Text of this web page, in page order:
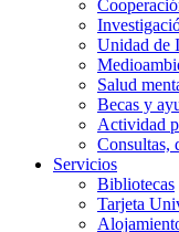
Unidad de
Salud
Becas y
Actividad
Consultas,
Servicios
Bibliotecas
Tarjeta